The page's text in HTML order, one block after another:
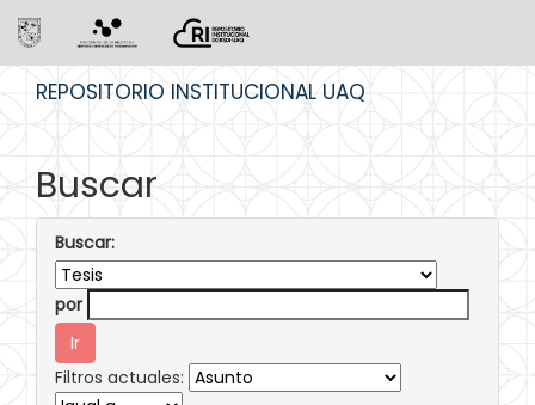
REPOSITORIO INSTITUCIONAL UAQ
Buscar
Buscar:
por
Filtros actuales: